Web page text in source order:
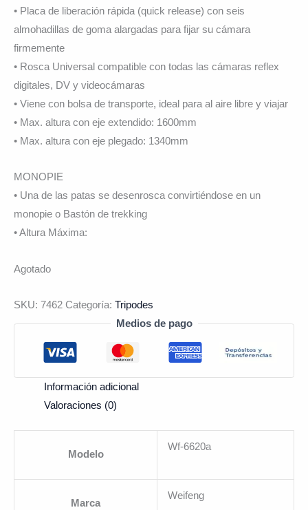
• Placa de liberación rápida (quick release) con seis
almohadillas de goma alargadas para fijar su cámara
firmemente
• Rosca Universal compatible con todas las cámaras reflex
digitales, DV y videocámaras
• Viene con bolsa de transporte, ideal para al aire libre y viajar
• Max. altura con eje extendido: 1600mm
• Max. altura con eje plegado: 1340mm
MONOPIE
• Una de las patas se desenrosca convirtiéndose en un
monopie o Bastón de trekking
• Altura Máxima:
Agotado
SKU: 7462 Categoría: Tripodes
Medios de pago
Información adicional
Valoraciones (0)
Modelo
Wf-6620a
Marca
Weifeng